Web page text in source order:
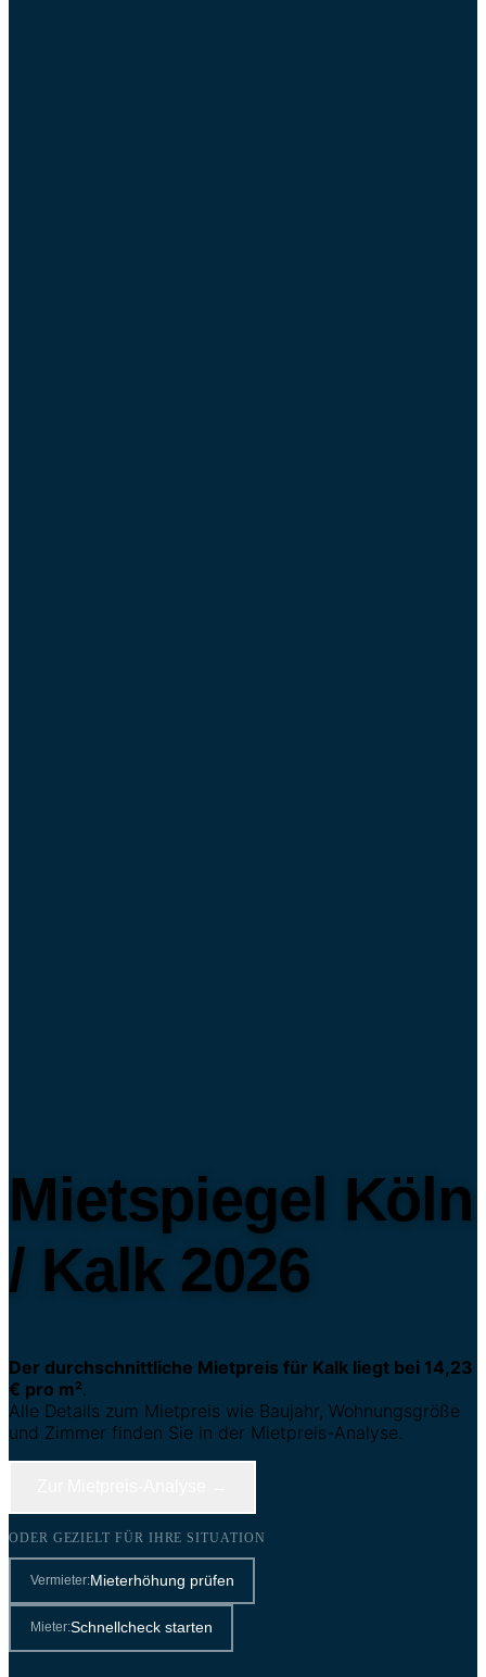
Mietspiegel Köln
/ Kalk 2026
Der durchschnittliche Mietpreis für Kalk liegt bei 14,23
€ pro m²
Alle Details zum Mietpreis wie Baujahr, Wohnungsgröße
und Zimmer finden Sie in der Mietpreis-Analyse.
ODER GEZIELT FÜR IHRE SITUATION
Vermieter:Mieterhöhung prüfen
Mieter:Schnellcheck starten